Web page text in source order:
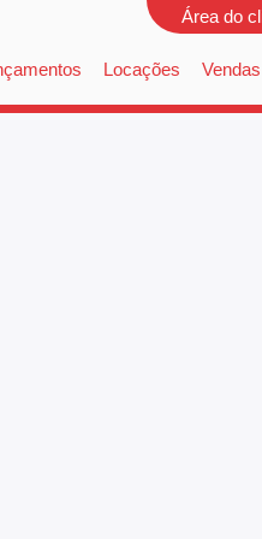
Área do
Locações Vendas